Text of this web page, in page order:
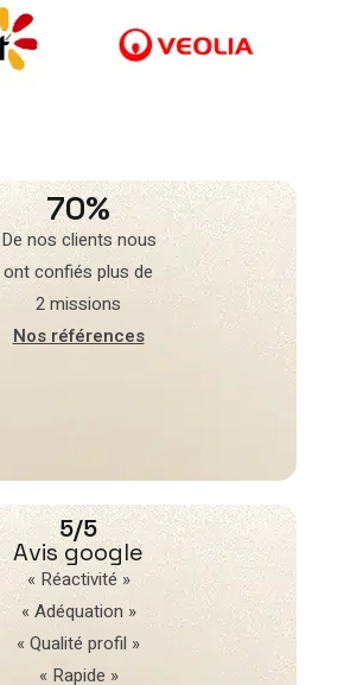
70%
De nos clients nous
ont confiés plus de
2 missions
Nos références
5/5
Avis google
« Réactivité »
« Adéquation »
« Qualité profil »
« Rapide »